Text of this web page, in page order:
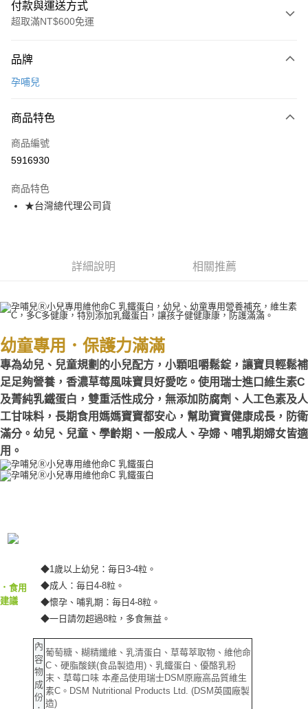
付款與運送方式
超取滿NT$600免運
信用卡一次付款
LINE Pay
Apple Pay
悠遊付
AFTEE先享後付是「在收到商品之後才付款」的支付方式。 讓您購物簡單
２．便利：只要手機號碼，簡訊認證，即可結帳。
３．安心：先確認商品／服務後，再付款。
【「AFTEE先享後付」結帳流程】
１．於結帳方式選擇「AFTEE先享後付」後，將跳轉至「AFTEE先享後付」
結帳頁面，進行簡訊認證並確認金額後，即可完成結帳。
２．訂單成立數日內，您將收到繳費通知簡訊。
３．收到繳費通知簡訊後14天內，點擊此簡訊中的連結，可透過四大超商／
ATM／網路銀行／等多元方式進行付款，方視為交易完成。
※ 請注意：結帳手續完成當下不需立刻繳費，但若您需要取消訂單，請聯絡
購買商品的店家。未經商家同意取消之訂單仍視為有效，需透過AFTEE先享
後付繳納相關費用。
※ 交易是否成功請以「AFTEE先享後付 」之結帳頁面顯示為準，若有關於
是否繳費成功／繳費後需取消欲退款等相關疑問，請聯繫「AFTEE先享後付
客戶支援中心」https://netprotections.freshdesk.com/support/home
權轉讓予恩沛科技股份有限公司。
３．未成年的使用者請事先徵得法定代理人或監護人之同意方可使用
「AFTEE先享後付」，若未經同意申辦者引起之損失，本公司不負相關責
任。
時審查核予不同之上限額度；若仍有額度不足之情形，本公司將視審查結果
請求用戶進行身份認證。
５．嚴禁一人註冊多個帳號或使用他人資訊註冊。若發現惡意使用之情形，
恩沛科技股份有限公司將有權停止該用戶之使用額度並採取法律行動。
全家取貨付款
每筆NT$70，滿NT$600(含以上)免運費
7-11取貨付款
每筆NT$70，滿NT$600(含以上)免運費
宅配
每筆NT$80，滿NT$600(含以上)免運費
郵局（離島配送）
每筆NT$125
品牌
孕哺兒
商品特色
商品編號
5916930
商品特色
★台灣總代理公司貨
詳細說明 相關推薦
幼童專用．保護力滿滿
專為幼兒、兒童規劃的小兒配方，小顆咀嚼鬆錠，讓寶貝輕鬆補
足足夠營養，香濃草莓風味寶貝好愛吃。使用瑞士進口維生素C
及菁純乳鐵蛋白，雙重活性成分，無添加防腐劑、人工色素及人
工甘味料，長期食用媽媽寶寶都安心，幫助寶寶健康成長，防衛
滿分。幼兒、兒童、學齡期、一般成人、孕婦、哺乳期婦女皆適
用。
‧ 食用
建議
◆1歲以上幼兒：毎日3-4粒。
◆成人：毎日4-8粒。
◆懷孕、哺乳期：毎日4-8粒。
◆一日請勿超過8粒，多食無益。
內
容
物
成
份
葡萄糖、糊精纖維、乳清蛋白、草莓萃取物、維他命
C、硬脂酸鎂(食品製造用)、乳鐵蛋白、優酪乳粉
末、草莓口味 本產品使用瑞士DSM原廠高品質維生
素C。DSM Nutritional Products Ltd. (DSM英國廠製
造)